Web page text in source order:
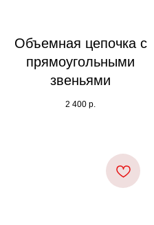
Объемная цепочка с
прямоугольными
звеньями
2 400 р.